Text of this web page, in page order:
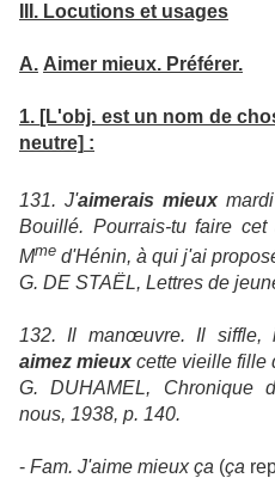
III. Locutions et usages
A. Aimer mieux. Préférer.
1. [L'obj. est un nom de
neutre] :
131. J'aimerais mieux
Bouillé. Pourrais-tu faire
Mme d'Hénin, à qui j'ai
G. DE STAËL, Lettres de
132. Il manœuvre. Il siffle,
aimez mieux cette vieille fille
G. DUHAMEL, Chronique
nous, 1938, p. 140.
- Fam. J'aime mieux ça (ça